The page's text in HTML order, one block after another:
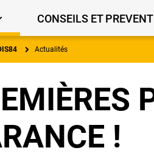
CONSEILS ET
Actualités
!